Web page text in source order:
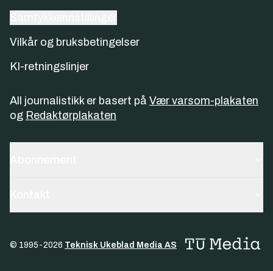
Vilkår og bruksbetingelser
KI-retningslinjer
All journalistikk er basert på Vær varsom-plakaten
og Redaktørplakaten
© 1995-2026 Teknisk Ukeblad Media AS